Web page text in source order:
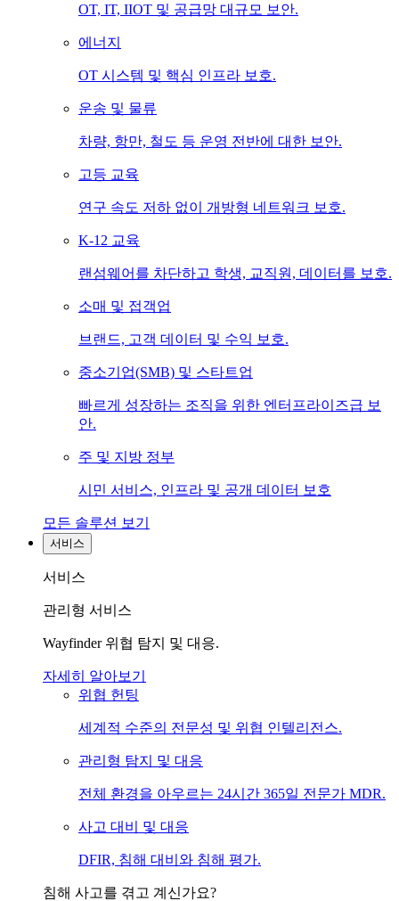
OT, IT, IIOT 및 공급망 대규모 보안.
에너지
OT 시스템 및 핵심 인프라 보호.
운송 및 물류
차량, 항만, 철도 등 운영 전반에 대한 보안.
고등 교육
연구 속도 저하 없이 개방형 네트워크 보호.
K-12 교육
랜섬웨어를 차단하고 학생, 교직원, 데이터를 보호.
소매 및 접객업
브랜드, 고객 데이터 및 수익 보호.
중소기업(SMB) 및 스타트업
빠르게 성장하는 조직을 위한 엔터프라이즈급 보
안.
주 및 지방 정부
시민 서비스, 인프라 및 공개 데이터 보호
모든 솔루션 보기
서비스
서비스
관리형 서비스
Wayfinder 위협 탐지 및 대응.
자세히 알아보기
위협 헌팅
세계적 수준의 전문성 및 위협 인텔리전스.
관리형 탐지 및 대응
전체 환경을 아우르는 24시간 365일 전문가 MDR.
사고 대비 및 대응
DFIR, 침해 대비와 침해 평가.
침해 사고를 겪고 계신가요?